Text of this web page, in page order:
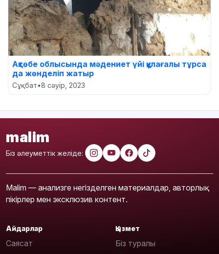
Ақтөбе облысында мәдениет үйі құлағалы тұрса
да жөнделіп жатыр
Сұқбат•8 сәуір, 2023
malim
Біз әлеуметтік желіде:
Malim — анализге негізделген материалдар, авторлық
пікірлер мен эксклюзив контент.
Айдарлар
Саясат
Қызмет
Біз туралы